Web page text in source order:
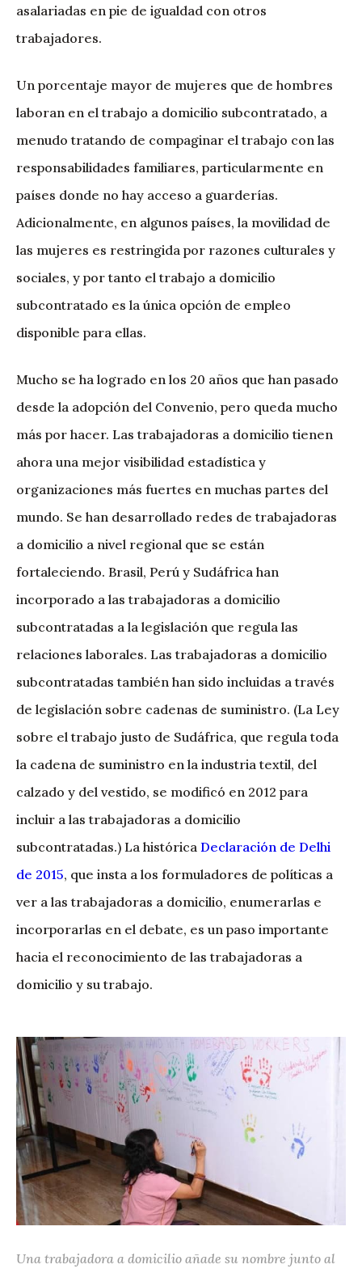
asalariadas en pie de igualdad con otros
trabajadores.
Un porcentaje mayor de mujeres que de hombres
laboran en el trabajo a domicilio subcontratado, a
menudo tratando de compaginar el trabajo con las
responsabilidades familiares, particularmente en
países donde no hay acceso a guarderías.
Adicionalmente, en algunos países, la movilidad de
las mujeres es restringida por razones culturales y
sociales, y por tanto el trabajo a domicilio
subcontratado es la única opción de empleo
disponible para ellas.
Mucho se ha logrado en los 20 años que han pasado
desde la adopción del Convenio, pero queda mucho
más por hacer. Las trabajadoras a domicilio tienen
ahora una mejor visibilidad estadística y
organizaciones más fuertes en muchas partes del
mundo. Se han desarrollado redes de trabajadoras
a domicilio a nivel regional que se están
fortaleciendo. Brasil, Perú y Sudáfrica han
incorporado a las trabajadoras a domicilio
subcontratadas a la legislación que regula las
relaciones laborales. Las trabajadoras a domicilio
subcontratadas también han sido incluidas a través
de legislación sobre cadenas de suministro. (La Ley
sobre el trabajo justo de Sudáfrica, que regula toda
la cadena de suministro en la industria textil, del
calzado y del vestido, se modificó en 2012 para
incluir a las trabajadoras a domicilio
subcontratadas.) La histórica Declaración de Delhi
de 2015, que insta a los formuladores de políticas a
ver a las trabajadoras a domicilio, enumerarlas e
incorporarlas en el debate, es un paso importante
hacia el reconocimiento de las trabajadoras a
domicilio y su trabajo.
Una trabajadora a domicilio añade su nombre junto al